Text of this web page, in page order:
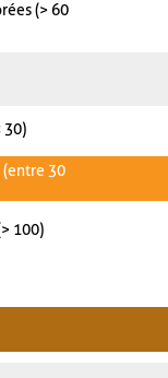
(> 60
30)
(entre 30
100)